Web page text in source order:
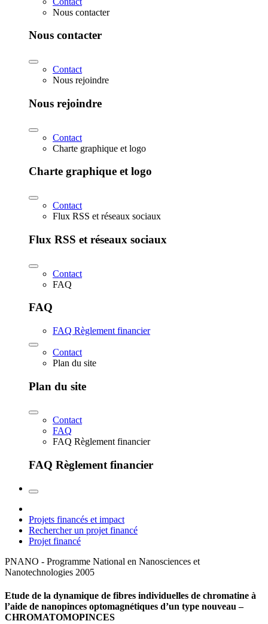
Nous contacter
Nous contacter
Contact
Nous rejoindre
Nous rejoindre
Contact
Charte graphique et logo
Charte graphique et logo
Contact
Flux RSS et réseaux sociaux
Flux RSS et réseaux sociaux
Contact
FAQ
FAQ
FAQ Règlement financier
Contact
Plan du site
Plan du site
Contact
FAQ
FAQ Règlement financier
FAQ Règlement financier
Projets financés et impact
Rechercher un projet financé
Projet financé
PNANO - Programme National en Nanosciences et
Nanotechnologies 2005
Etude de la dynamique de fibres individuelles de chromatine à
l’aide de nanopinces optomagnétiques d’un type nouveau –
CHROMATOMOPINCES